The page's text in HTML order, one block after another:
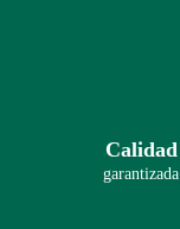
Calidad
garantizada